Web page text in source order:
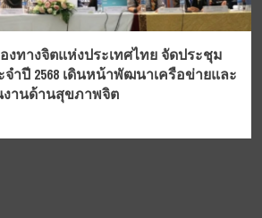
ทางจิตแห่งประเทศไทย จัดประชุม
ำปี 2568 เดินหน้าพัฒนาเครือข่ายและ
งานด้านสุขภาพจิต